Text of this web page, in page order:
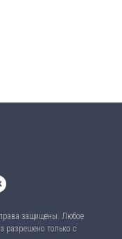
защищены. Любое
разрешено только с